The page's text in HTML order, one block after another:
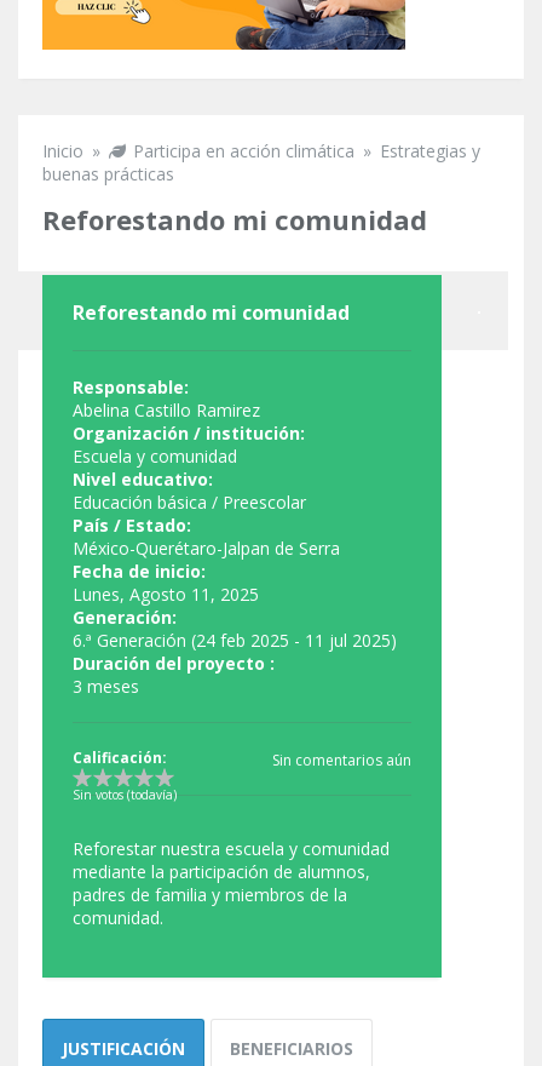
Se encuentra usted aquí
Inicio » Participa en acción climática » Estrategias y
buenas prácticas
Reforestando mi comunidad
Reforestando mi comunidad
Responsable:
Abelina Castillo Ramirez
Organización / institución:
Escuela y comunidad
Nivel educativo:
Educación básica / Preescolar
País / Estado:
México-Querétaro-Jalpan de Serra
Fecha de inicio:
Lunes, Agosto 11, 2025
Generación:
6.ª Generación (24 feb 2025 - 11 jul 2025)
Duración del proyecto :
3 meses
Calificación:
Sin votos (todavía)
Sin comentarios aún
Reforestar nuestra escuela y comunidad
mediante la participación de alumnos,
padres de familia y miembros de la
comunidad.
JUSTIFICACIÓN BENEFICIARIOS